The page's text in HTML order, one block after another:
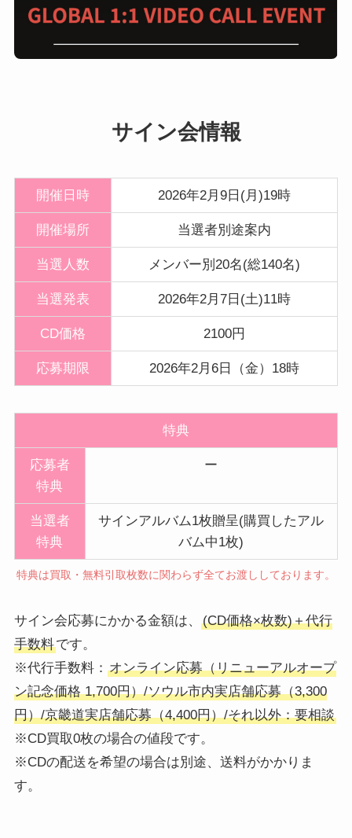
サイン会情報
開催日時 2026年2月9日(月)19時
開催場所 当選者別途案内
当選人数 メンバー別20名(総140名)
当選発表 2026年2月7日(土)11時
CD価格 2100円
応募期限 2026年2月6日（金）18時
特典
応募者
特典
ー
当選者
特典
サインアルバム1枚贈呈(購買したアル
バム中1枚)
特典は買取・無料引取枚数に関わらず全てお渡ししております。
サイン会応募にかかる金額は、
(CD価格×枚数)＋代行
手数料です。
※代行手数料： オンライン応募（リニューアルオープ
ン記念価格 1,700円）/ソウル市内実店舗応募（3,300
円）/京畿道実店舗応募（4,400円）/それ以外：要相談
※CD買取0枚の場合の値段です。
※CDの配送を希望の場合は別途、送料がかかりま
す。